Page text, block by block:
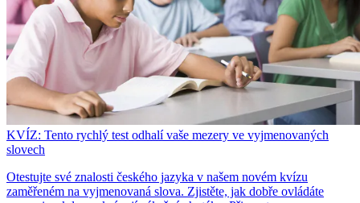
KVÍZ: Tento rychlý test odhalí vaše mezery ve vyjmenovaných
slovech
Otestujte své znalosti českého jazyka v našem novém kvízu
zaměřeném na vyjmenovaná slova. Zjistěte, jak dobře ovládáte